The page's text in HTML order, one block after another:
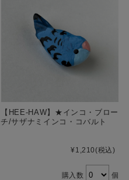
【HEE-HAW】★インコ・ブロー
チ/サザナミインコ・コバルト
¥1,210(税込)
購入数 個